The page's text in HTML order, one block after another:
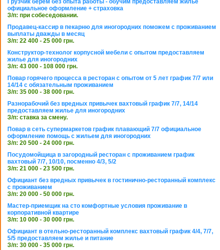
официальное оформление + страховка
З/п: при собеседовании.
Продавец-кассир в пекарню для иногородних поможем с проживанием
выплаты дважды в месяц
З/п: 22 400 - 25 000 грн.
Конструктор-технолог корпусной мебели с опытом предоставляем
жилье для иногородних
З/п: 43 000 - 108 000 грн.
Повар горячего процесса в ресторан с опытом от 5 лет график 7/7 или
14/14 с обязательным проживанием
З/п: 35 000 - 38 000 грн.
Разнорабочий без вредных привычек вахтовый график 7/7, 14/14
предоставляем жилье для иногородних
З/п: ставка за смену.
Повар в сеть супермаркетов график плавающий 7/7 официальное
оформление помощь с жильем для иногородних
З/п: 20 500 - 24 000 грн.
Посудомойщица в загородный ресторан с проживанием график
вахтовый 7/7, 10/10, посменно 4/3, 5/2
З/п: 21 000 - 23 500 грн.
Официант без вредных привычек в гостинично-ресторанный комплекс
с проживанием
З/п: 20 000 - 50 000 грн.
Мастер-приемщик на сто комфортные условия проживание в
корпоративной квартире
З/п: 10 000 - 30 000 грн.
Официант в отельно-ресторанный комплекс вахтовый график 4/4, 7/7,
5/5 предоставляем жилье и питание
З/п: 30 000 - 35 000 грн.